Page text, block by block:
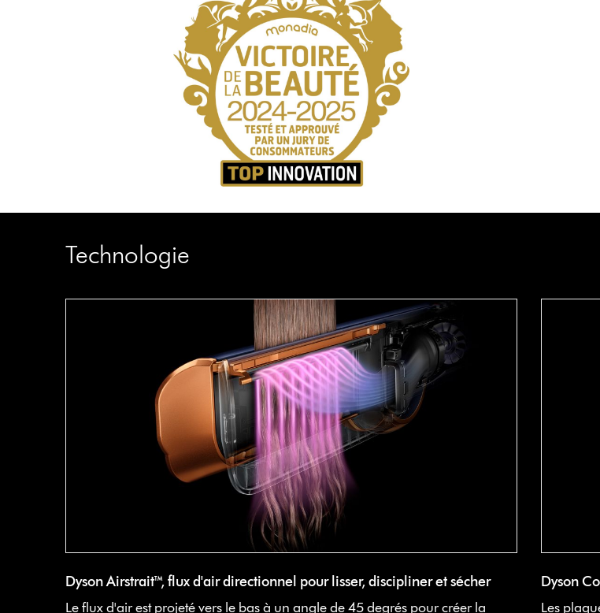
Technologie
Dyson Airstrait™, flux d'air directionnel pour lisser, discipliner et sécher
Le flux d'air est projeté vers le bas à un angle de 45 degrés pour créer la
Dyson
Les